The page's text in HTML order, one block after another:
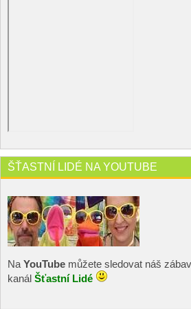
ŠŤASTNÍ LIDÉ NA YOUTUBE
Na YouTube můžete sledovat náš
kanál Šťastní Lidé